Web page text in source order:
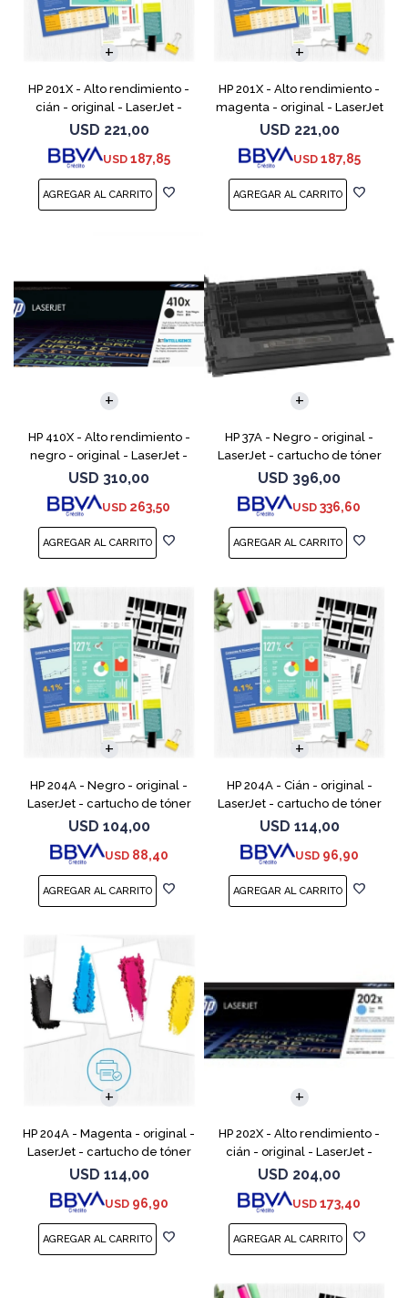
HP 201X - Alto rendimiento -
cián - original - LaserJet -
cartucho de tóner (CF401X) -
para Color LaserJet Pro
M252dn, M252dw, M
USD 221,00
USD 187,85
HP 201X - Alto rendimiento -
magenta - original - LaserJet
- cartucho de tóner (CF403X)
- para Color LaserJet Pro
M252dn, M252dw
USD 221,00
USD 187,85
HP 410X - Alto rendimiento -
negro - original - LaserJet -
cartucho de tóner (CF410X) -
para Color LaserJet Pro M452,
MFP M377,
USD 310,00
USD 263,50
HP 37A - Negro - original -
LaserJet - cartucho de tóner
(CF237A) - para LaserJet
Managed MFP E62555;
LaserJet Managed Flow MFP
USD 396,00
USD 336,60
HP 204A - Negro - original -
LaserJet - cartucho de tóner
(CF510A) - para Color
LaserJet Pro M154a, M154nw,
MFP M180n, MFP M180n
USD 104,00
USD 88,40
HP 204A - Cián - original -
LaserJet - cartucho de tóner
(CF511A) - para Color LaserJet
Pro M154a, M154nw, MFP
M180n, MFP M180nw
USD 114,00
USD 96,90
HP 204A - Magenta - original -
LaserJet - cartucho de tóner
(CF513A) - para Color LaserJet
Pro M154a, M154nw, MFP
M180n, MFP M18
USD 114,00
USD 96,90
HP 202X - Alto rendimiento -
cián - original - LaserJet -
cartucho de tóner (CF501X) -
para Color LaserJet Pro
M254dw, M254nw, M
USD 204,00
USD 173,40